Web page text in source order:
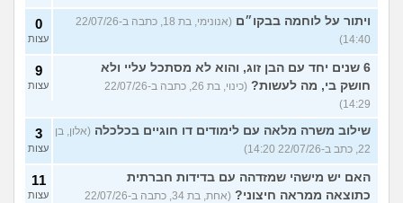
ויתור על לוחמה בבקו״ם
(אנונימי, בת 18, כתבה ב-22/07/26
14:40)
0
עצות
6 שנים יחד עם הבן זוג, והוא לא מסתכל עליי ולא
חושק בי, מה לעשות?
(כינוי, בת 26, כתבה ב-22/07/26
14:29)
9
עצות
שילוב משרה מלאה עם לימודים דו חוגיים בכלכלה (אלון, בן
22, כתב ב-22/07/26 14:20)
3
עצות
האם יש מישהי שמזדהה עם בדידות חברתית
כתוצאה ממראה חיצוני?
(אחת, בת 34, כתבה ב-22/07/26
11
עצות